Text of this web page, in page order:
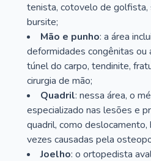
tenista, cotovelo de golfista,
bursite;
Mão e punho: a área
deformidades congênitas ou
túnel do carpo, tendinite,
cirurgia de mão;
Quadril: nessa área, o
especializado nas lesões e
quadril, como
vezes causadas pela
Joelho: o ortopedista